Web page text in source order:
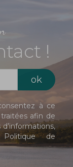
!
à ce
afin de
Politique de